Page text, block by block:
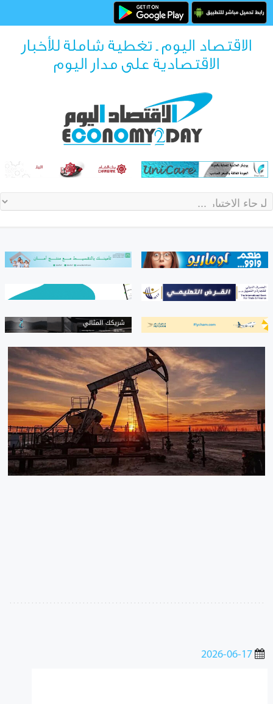
الاقتصاد اليوم ـ تغطية شاملة للأخبار
الاقتصادية على مدار اليوم
2026-06-17